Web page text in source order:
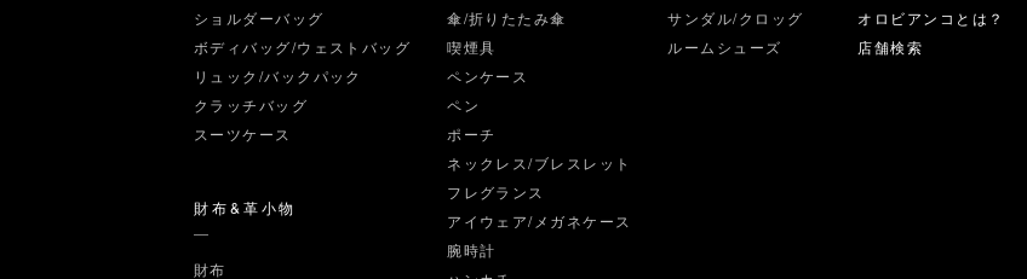
ショルダーバッグ
ボディバッグ/ウェストバッグ
リュック/バックパック
クラッチバッグ
スーツケース
財布&革小物
財布
傘/折りたたみ傘
喫煙具
ペンケース
ペン
ポーチ
ネックレス/ブレスレット
フレグランス
アイウェア/メガネケース
腕時計
サンダル/クロッグ
ルームシューズ
オロビアンコとは？
店舗検索